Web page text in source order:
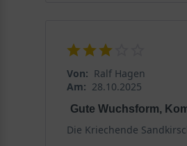
Von: Ralf Hagen
Am: 28.10.2025
Gute Wuchsform,
Die Kriechende